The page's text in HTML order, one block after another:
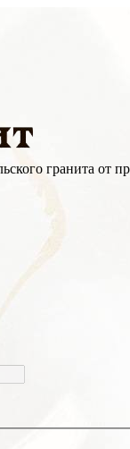
гранита от